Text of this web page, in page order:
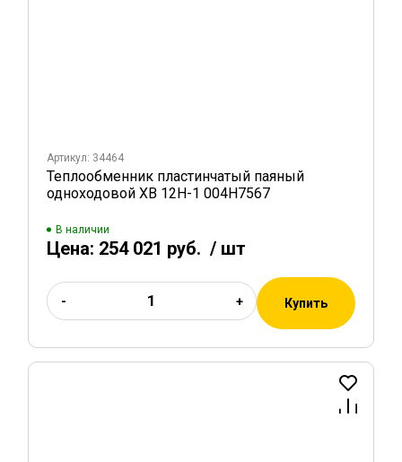
Артикул: 34464
Теплообменник пластинчатый паяный
одноходовой XB 12H-1 004H7567
В наличии
Цена: 254 021 руб. / шт
- + Купить